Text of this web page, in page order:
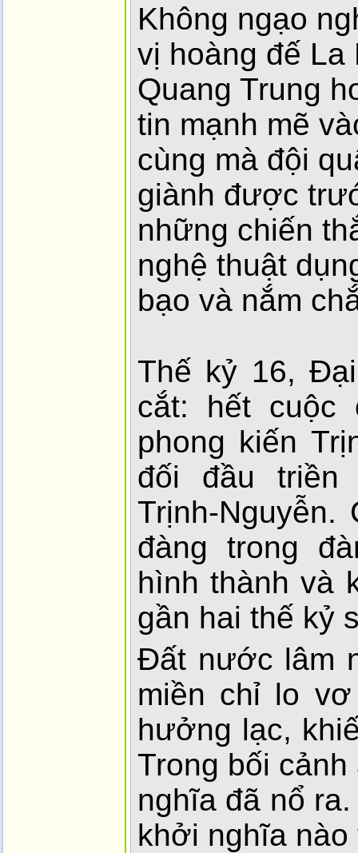
Không ngạo
vị hoàng đế La
Quang Trung
tin mạnh mẽ
cùng mà đội
giành được
những chiến
nghệ thuật
bạo và nắm
Thế kỷ 16,
cắt: hết cuộc
phong kiến
đối đầu triền
Trịnh-
đàng trong
hình thành và
gần hai thế kỷ
Đất nước lâm
miền chỉ lo
hưởng lạc,
Trong bối
nghĩa đã nổ
khởi nghĩa